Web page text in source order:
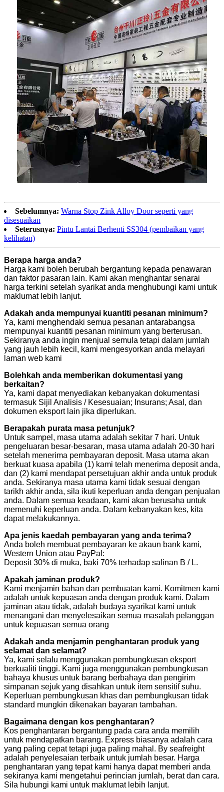
Sebelumnya: Warna Stop Zink Alloy Door seperti yang
disesuaikan
Seterusnya: Pintu Lantai Berhenti SS304 (pembaikan yang
kelihatan)
Berapa harga anda?
Harga kami boleh berubah bergantung kepada penawaran
dan faktor pasaran lain. Kami akan menghantar senarai
harga terkini setelah syarikat anda menghubungi kami untuk
maklumat lebih lanjut.
Adakah anda mempunyai kuantiti pesanan minimum?
Ya, kami menghendaki semua pesanan antarabangsa
mempunyai kuantiti pesanan minimum yang berterusan.
Sekiranya anda ingin menjual semula tetapi dalam jumlah
yang jauh lebih kecil, kami mengesyorkan anda melayari
laman web kami
Bolehkah anda memberikan dokumentasi yang
berkaitan?
Ya, kami dapat menyediakan kebanyakan dokumentasi
termasuk Sijil Analisis / Kesesuaian; Insurans; Asal, dan
dokumen eksport lain jika diperlukan.
Berapakah purata masa petunjuk?
Untuk sampel, masa utama adalah sekitar 7 hari. Untuk
pengeluaran besar-besaran, masa utama adalah 20-30 hari
setelah menerima pembayaran deposit. Masa utama akan
berkuat kuasa apabila (1) kami telah menerima deposit anda,
dan (2) kami mendapat persetujuan akhir anda untuk produk
anda. Sekiranya masa utama kami tidak sesuai dengan
tarikh akhir anda, sila ikuti keperluan anda dengan penjualan
anda. Dalam semua keadaan, kami akan berusaha untuk
memenuhi keperluan anda. Dalam kebanyakan kes, kita
dapat melakukannya.
Apa jenis kaedah pembayaran yang anda terima?
Anda boleh membuat pembayaran ke akaun bank kami,
Western Union atau PayPal:
Deposit 30% di muka, baki 70% terhadap salinan B / L.
Apakah jaminan produk?
Kami menjamin bahan dan pembuatan kami. Komitmen kami
adalah untuk kepuasan anda dengan produk kami. Dalam
jaminan atau tidak, adalah budaya syarikat kami untuk
menangani dan menyelesaikan semua masalah pelanggan
untuk kepuasan semua orang
Adakah anda menjamin penghantaran produk yang
selamat dan selamat?
Ya, kami selalu menggunakan pembungkusan eksport
berkualiti tinggi. Kami juga menggunakan pembungkusan
bahaya khusus untuk barang berbahaya dan pengirim
simpanan sejuk yang disahkan untuk item sensitif suhu.
Keperluan pembungkusan khas dan pembungkusan tidak
standard mungkin dikenakan bayaran tambahan.
Bagaimana dengan kos penghantaran?
Kos penghantaran bergantung pada cara anda memilih
untuk mendapatkan barang. Express biasanya adalah cara
yang paling cepat tetapi juga paling mahal. By seafreight
adalah penyelesaian terbaik untuk jumlah besar. Harga
penghantaran yang tepat kami hanya dapat memberi anda
sekiranya kami mengetahui perincian jumlah, berat dan cara.
Sila hubungi kami untuk maklumat lebih lanjut.